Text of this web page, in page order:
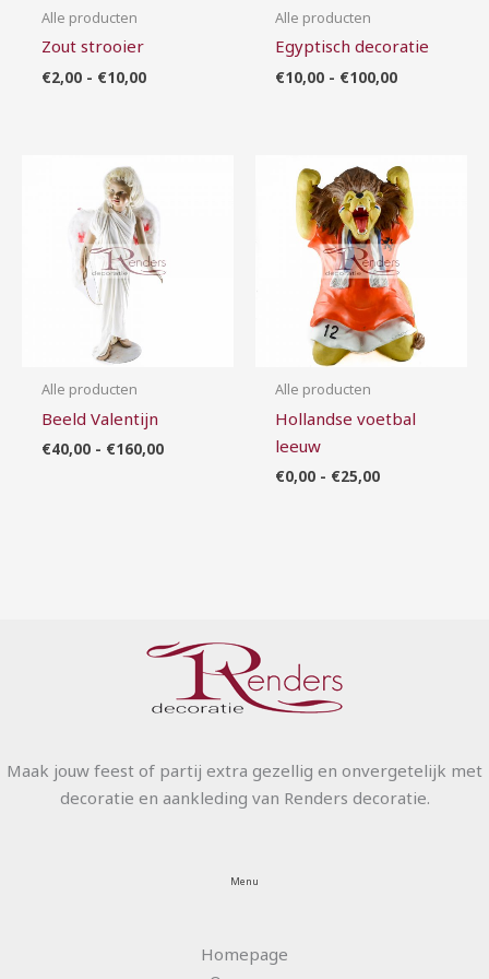
Alle producten
Zout strooier
€2,00 - €10,00
Alle producten
Egyptisch decoratie
€10,00 - €100,00
Alle producten
Beeld Valentijn
€40,00 - €160,00
Alle producten
Hollandse voetbal
leeuw
€0,00 - €25,00
Prijsklasse:
€0,00
tot
€25,00
Maak jouw feest of partij extra gezellig en onvergetelijk met
decoratie en aankleding van Renders decoratie.
Menu
Homepage